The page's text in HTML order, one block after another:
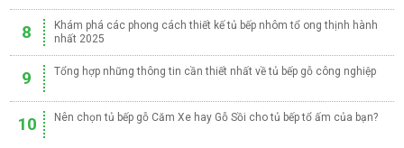
8
Khám phá các phong cách thiết kế tủ bếp nhôm tổ ong thịnh hành
nhất 2025
9 Tổng hợp những thông tin cần thiết nhất về tủ bếp gỗ công nghiệp
10 Nên chọn tủ bếp gỗ Căm Xe hay Gỗ Sồi cho tủ bếp tổ ấm của bạn?